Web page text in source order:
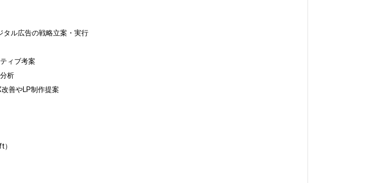
タル広告の戦略立案・実行
ィブ考案
析
善やLP制作提案